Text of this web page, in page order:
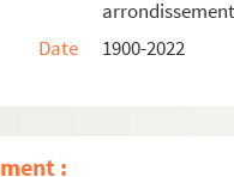
Date
1900-2022
:
Martin
du 10e